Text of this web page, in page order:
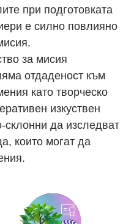
при подготовката
е силно повлияно
за мисия
отдаденост към
като творческо
изкуствен
склонни да изследват
които могат да